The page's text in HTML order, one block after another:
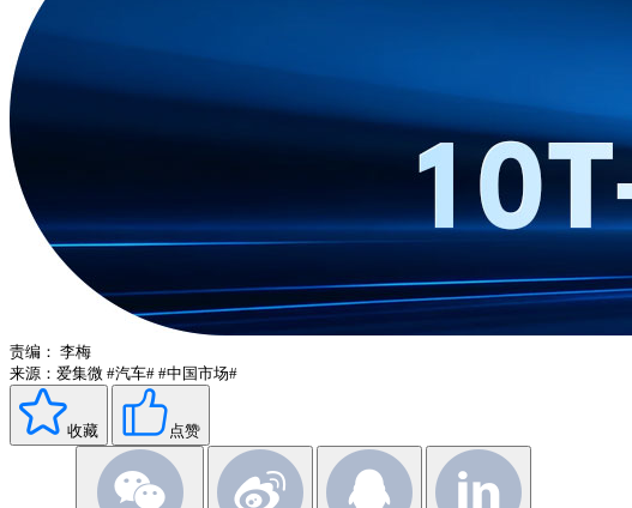
责编： 李梅
来源：爱集微 #汽车# #中国市场#
收藏 点赞